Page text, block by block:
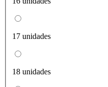
17 unidades
18 unidades